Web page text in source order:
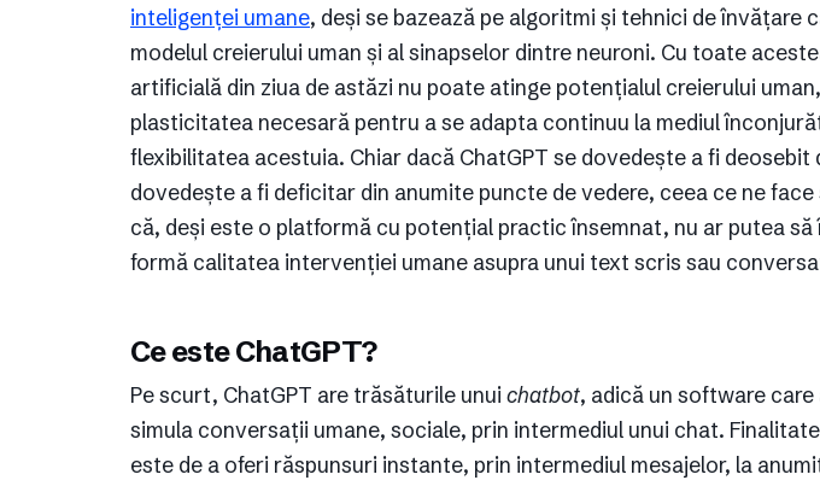
inteligenței umane, deși se bazează pe algoritmi și tehnici de învățare
modelul creierului uman și al sinapselor dintre neuroni. Cu toate
artificială din ziua de astăzi nu poate atinge potențialul creierului
plasticitatea necesară pentru a se adapta continuu la mediul
flexibilitatea acestuia. Chiar dacă ChatGPT se dovedește a fi deosebit
dovedește a fi deficitar din anumite puncte de vedere, ceea ce ne
că, deși este o platformă cu potențial practic însemnat, nu ar putea să
formă calitatea intervenției umane asupra unui text scris sau
Ce este ChatGPT?
Pe scurt, ChatGPT are trăsăturile unuichatbot, adică un software
simula conversații umane, sociale, prin intermediul unui chat.
este de a oferi răspunsuri instante, prin intermediul mesajelor, la